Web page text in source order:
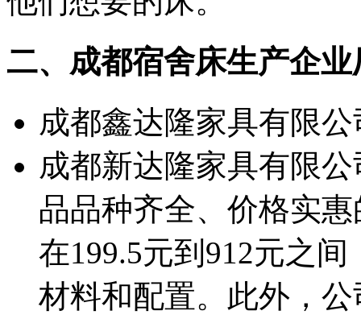
二、成都宿舍床生产企
成都鑫达隆家具有限公
成都新达隆家具有限
品品种齐全、价格实
在199.5元到912元之
材料和配置。此外，